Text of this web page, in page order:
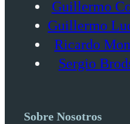
Guillermo
Guillermo
Ricardo
Sergio
Sobre Nosotros